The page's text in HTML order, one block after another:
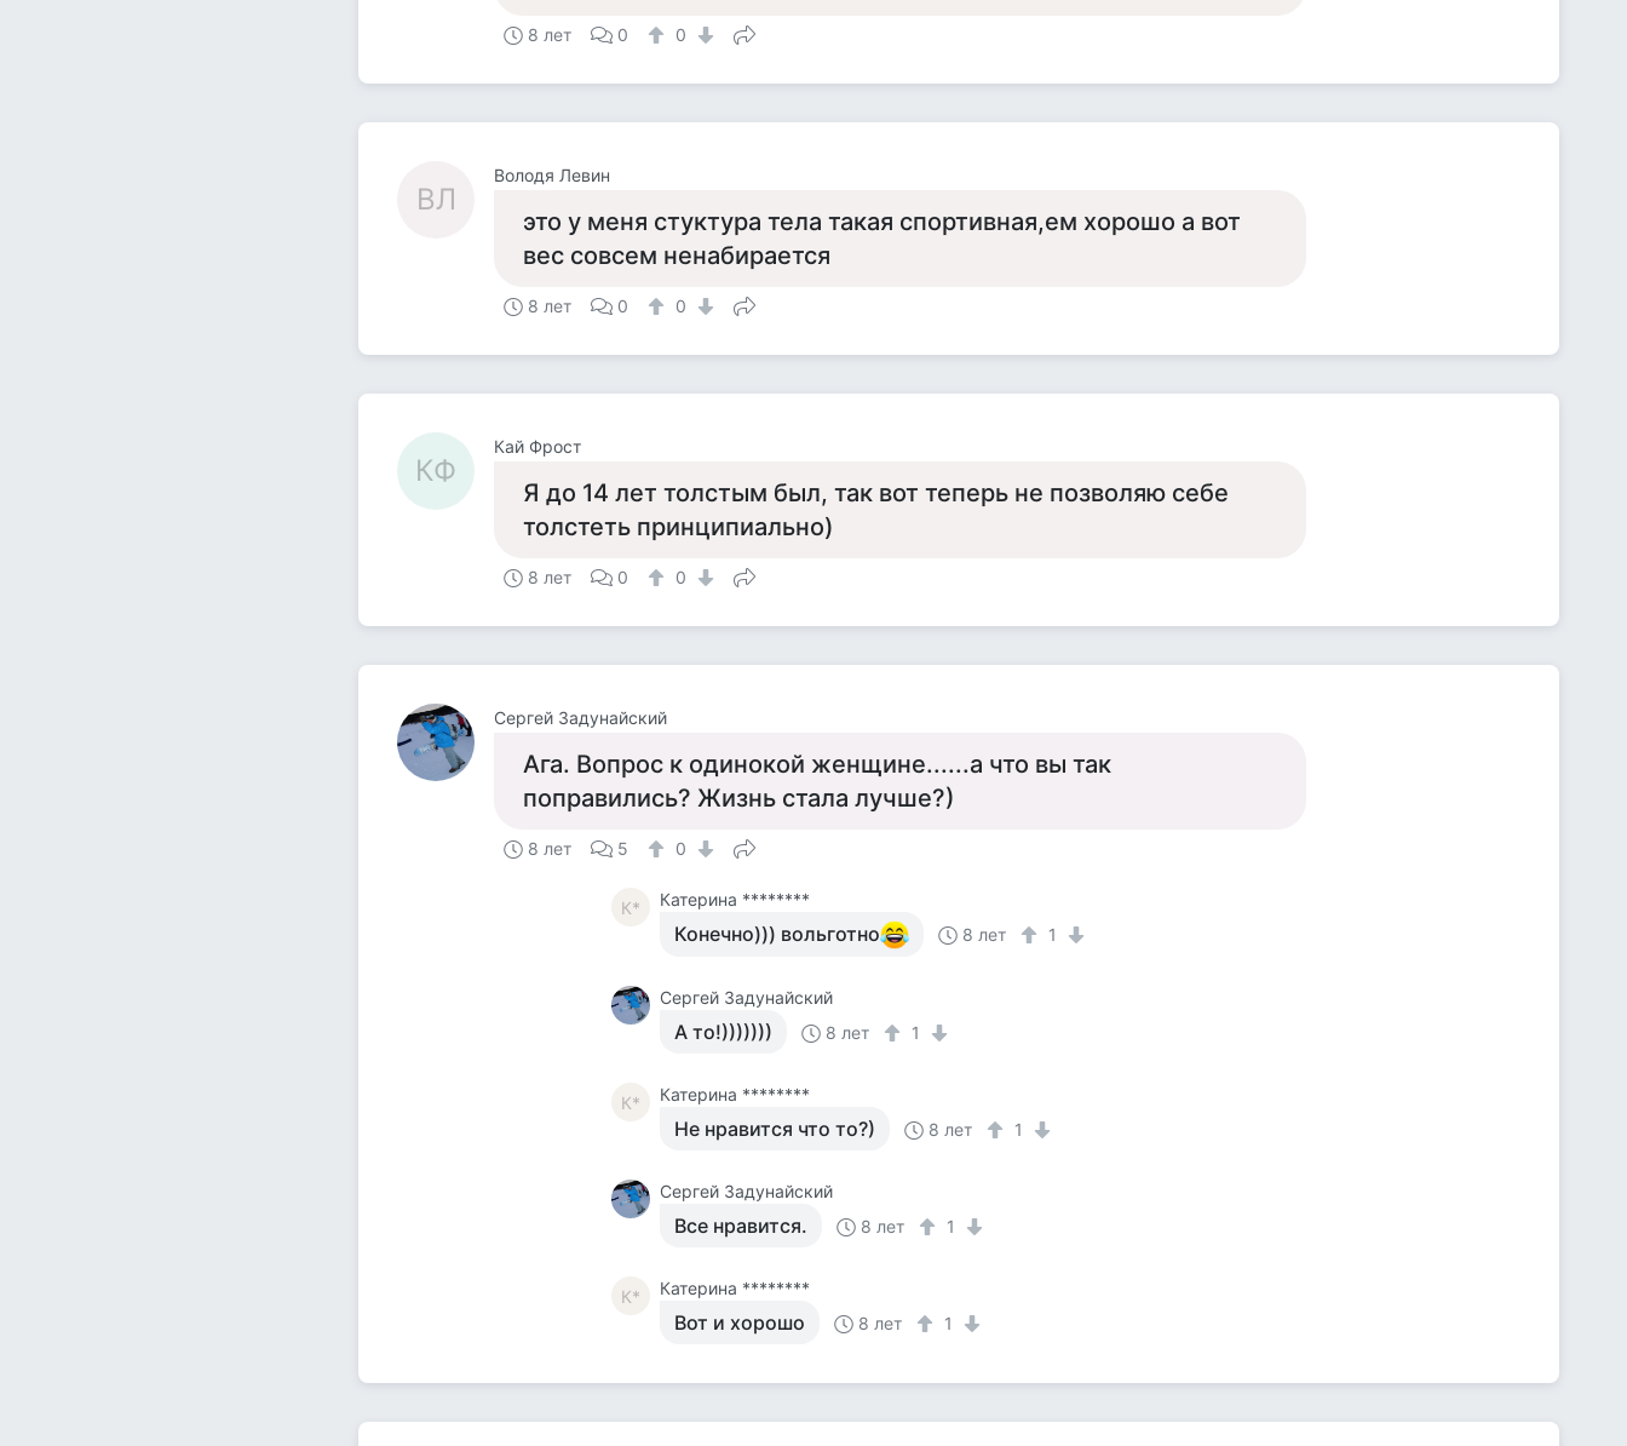
8 лет 0 0
ВЛ
Володя Левин
это у меня стуктура тела такая спортивная,ем хорошо а вот
вес совсем ненабирается
8 лет 0 0
КФ
Кай Фрост
Я до 14 лет толстым был, так вот теперь не позволяю себе
толстеть принципиально)
8 лет 0 0
Сергей Задунайский
Ага. Вопрос к одинокой женщине......а что вы так
поправились? Жизнь стала лучше?)
8 лет 5 0
К* Катерина ********
Конечно))) вольготно 8 лет 1
Сергей Задунайский
А то!))))))) 8 лет 1
К* Катерина ********
Не нравится что то?) 8 лет 1
Сергей Задунайский
Все нравится. 8 лет 1
К* Катерина ********
Вот и хорошо 8 лет 1